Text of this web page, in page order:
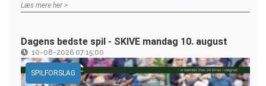
Læs mere her >
Dagens bedste spil - SKIVE mandag 10. august
10-08-2026 07:15:00
SPILFORSLAG